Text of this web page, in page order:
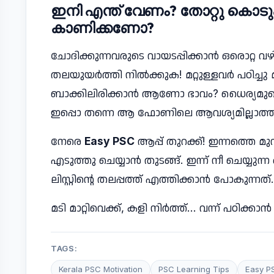
ഇനി എന്ത് വേണം? തോറ്റു
കാണിക്കണോ?
ചോദിക്കുന്നവരുടെ വായടപ്പിക്കാൻ
തലയുയർത്തി നിൽക്കുക! മറ്റുള്ളവർ പഠിച്ചു
ബാക്കിലിരിക്കാൻ ആണോ ഭാവം?
ഇപ്പൊ തന്നെ ആ ഫോണിലെ
നേരെ Easy PSC ആപ്പ് തുറക്ക്! ഇന്നത്തെ
എടുത്തു ചെയ്യാൻ തുടങ്ങ്. ഇന്ന് നീ ചെയ്യുന്ന
ലിസ്റ്റിൻ്റെ തലപ്പത്ത് എത്തിക്കാൻ പോകുന്നത്.
മടി മാറ്റിവെക്ക്, കളി നിർത്ത്... വന്ന്
TAGS:
Kerala PSC Motivation PSC Learning Tips Easy